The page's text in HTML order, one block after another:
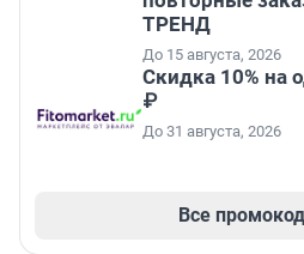
ТРЕНД
До 15 августа, 2026
Скидка 10% на
₽
До 31 августа, 2026
Все